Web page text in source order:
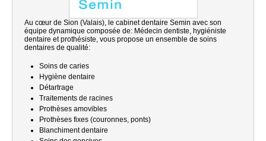
Au cœur de Sion (Valais), le cabinet dentaire Semin avec son
équipe dynamique composée de: Médecin dentiste, hygiéniste
dentaire et prothésiste, vous propose un ensemble de soins
dentaires de qualité:
Soins de caries
Hygiène dentaire
Détartrage
Traitements de racines
Prothèses amovibles
Prothèses fixes (couronnes, ponts)
Blanchiment dentaire